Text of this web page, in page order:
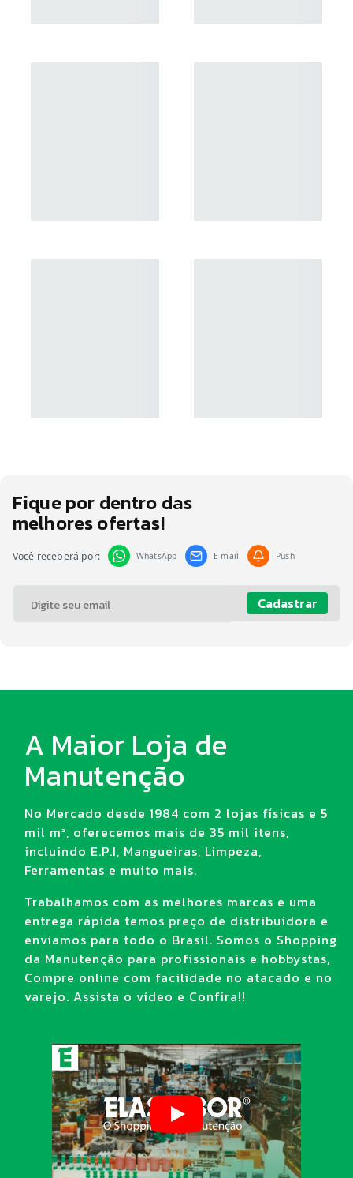
Fique por dentro das
melhores ofertas!
Você receberá por: WhatsApp E-mail Push
Cadastrar
A Maior Loja de
Manutenção
No Mercado desde 1984 com 2 lojas físicas e 5
mil m², oferecemos mais de 35 mil itens,
incluindo E.P.I, Mangueiras, Limpeza,
Ferramentas e muito mais.
Trabalhamos com as melhores marcas e uma
entrega rápida temos preço de distribuidora e
enviamos para todo o Brasil. Somos o Shopping
da Manutenção para profissionais e hobbystas,
Compre online com facilidade no atacado e no
varejo. Assista o vídeo e Confira!!